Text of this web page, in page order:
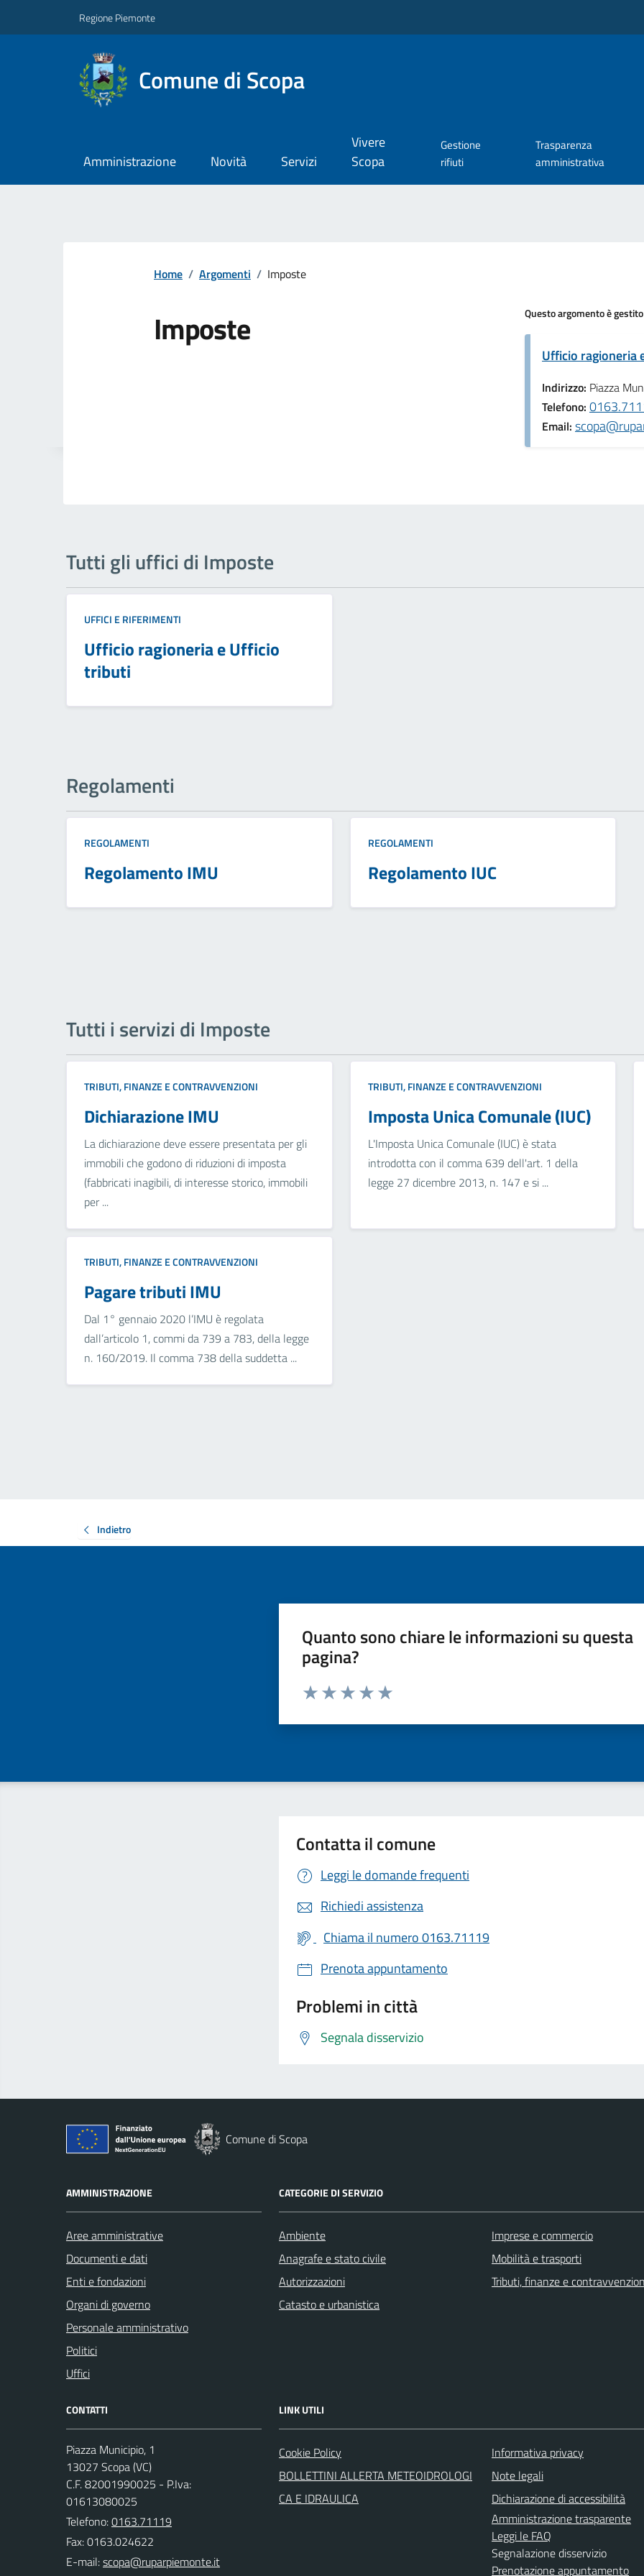
Regione Piemonte
Comune di Scopa
Amministrazione Novità Servizi
Vivere
Scopa
Gestione
rifiuti
Trasparenza
amministrativa
Home / Argomenti / Imposte
Imposte Questo argomento è
Ufficio ragioneria
Indirizzo: Piazza
Telefono:
Email:
Tutti gli uffici di Imposte
UFFICI E RIFERIMENTI
Ufficio ragioneria e Ufficio
tributi
Regolamenti
REGOLAMENTI
Regolamento IMU
REGOLAMENTI
Regolamento IUC
Tutti i servizi di Imposte
TRIBUTI, FINANZE E CONTRAVVENZIONI
Dichiarazione IMU
La dichiarazione deve essere presentata per gli
immobili che godono di riduzioni di imposta
(fabbricati inagibili, di interesse storico, immobili
per ...
TRIBUTI, FINANZE E CONTRAVVENZIONI
Imposta Unica Comunale (IUC)
L'Imposta Unica Comunale (IUC) è stata
introdotta con il comma 639 dell'art. 1 della
legge 27 dicembre 2013, n. 147 e si ...
TRIBUTI, FINANZE E CONTRAVVENZIONI
Pagare tributi IMU
Dal 1° gennaio 2020 l’IMU è regolata
dall’articolo 1, commi da 739 a 783, della legge
n. 160/2019. Il comma 738 della suddetta ...
Indietro
Quanto sono chiare le informazioni su questa
pagina?
Valuta da 1 a 5 stelle la pagina
Contatta il comune
Leggi le domande frequenti
Richiedi assistenza
Chiama il numero 0163.71119
Prenota appuntamento
Problemi in città
Segnala disservizio
Comune di Scopa
AMMINISTRAZIONE
Aree amministrative
Documenti e dati
Enti e fondazioni
Organi di governo
Personale amministrativo
Politici
Uffici
CATEGORIE DI SERVIZIO
Ambiente
Anagrafe e stato civile
Autorizzazioni
Catasto e urbanistica
Imprese e commercio
Mobilità e trasporti
Tributi, finanze e
CONTATTI
Piazza Municipio, 1
13027 Scopa (VC)
C.F. 82001990025 - P.Iva:
01613080025
Telefono:0163.71119
Fax: 0163.024622
E-mail:
LINK UTILI
Cookie Policy
BOLLETTINI ALLERTA METEOIDROLOGI
CA E IDRAULICA
Informativa privacy
Note legali
Dichiarazione di accessibilità
Amministrazione trasparente
Leggi le FAQ
Segnalazione disservizio
Prenotazione appuntamento